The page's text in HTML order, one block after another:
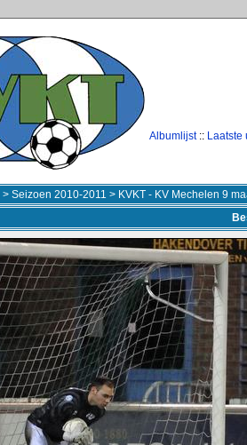
Albumlijst:: Laatste
> Seizoen 2010-2011 > KVKT - KV Mechelen 9